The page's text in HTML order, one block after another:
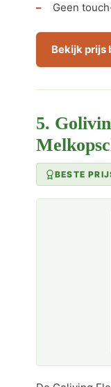
Geen
Bekijk prijs
5.
BESTE